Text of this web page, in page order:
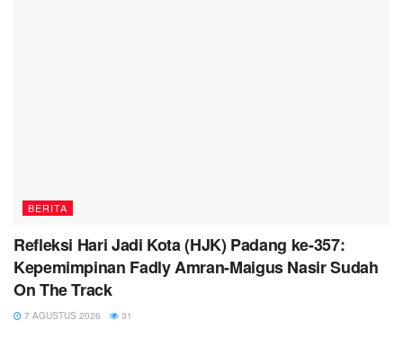
BERITA
Refleksi Hari Jadi Kota (HJK) Padang ke-357:
Kepemimpinan Fadly Amran-Maigus Nasir Sudah
On The Track
7 AGUSTUS 2026 31